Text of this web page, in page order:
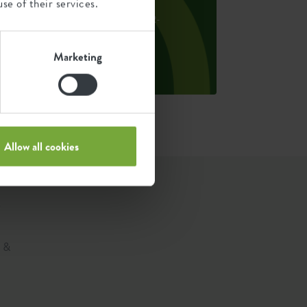
Marketing
Allow all cookies
den Fußabdruck pro Produkt zu
berechnen, teilen wir den gesamten CO2-
durch das Gewicht der
Quelle: Anthesis 2023